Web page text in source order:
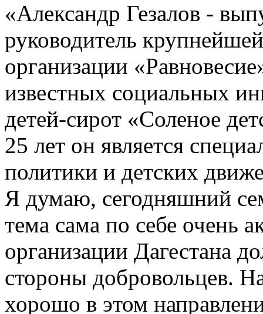
«Александр Гезалов -
руководитель
организации
известных социальных
детей-сирот «Соленое
25 лет он является
политики и детских
Я думаю, сегодняшний
тема сама по себе очень
организации Дагестана
стороны добровольцев.
хорошо в этом